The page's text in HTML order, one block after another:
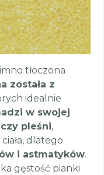
tłoczona
została z
idealnie
w swojej
pleśni,
dlatego
i astmatyków.
gęstość pianki